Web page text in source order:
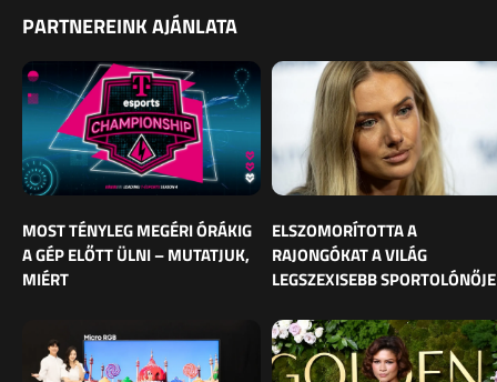
PARTNEREINK AJÁNLATA
MOST TÉNYLEG MEGÉRI ÓRÁKIG
A GÉP ELŐTT ÜLNI – MUTATJUK,
MIÉRT
ELSZOMORÍTOTTA A
RAJONGÓKAT A VILÁG
LEGSZEXISEBB SPORTOLÓNŐJE